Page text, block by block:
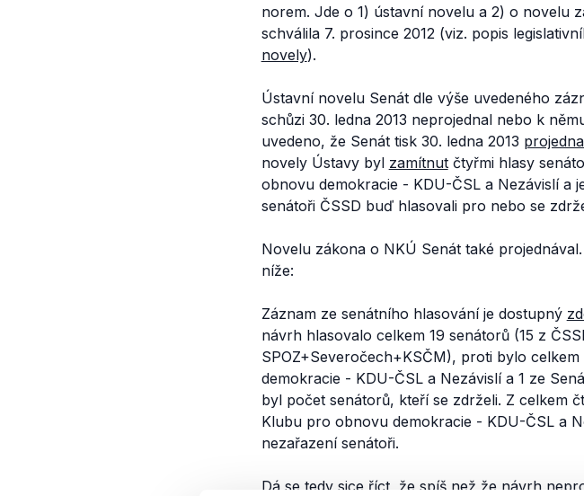
norem. Jde o 1) ústavní novelu a 2) o novelu
schválila 7. prosince 2012 (viz. popis
novely).
Ústavní novelu Senát dle výše uvedeného
schůzi 30. ledna 2013 neprojednal nebo k
uvedeno, že Senát tisk 30. ledna 2013
novely Ústavy byl zamítnutčtyřmi hlasy
obnovu demokracie - KDU-ČSL a Nezávislí a
senátoři ČSSD buď hlasovali pro nebo se
Novelu zákona o NKÚ Senát také
níže:
Záznam ze senátního hlasování je dostupný
návrh hlasovalo celkem 19 senátorů (15 z
SPOZ+Severočech+KSČM), proti bylo
demokracie - KDU-ČSL a Nezávislí a 1 ze
byl počet senátorů, kteří se zdrželi. Z celkem
Klubu pro obnovu demokracie - KDU-ČSL a
nezařazení senátoři.
Dá se tedy sice říct, že spíš než že návrh